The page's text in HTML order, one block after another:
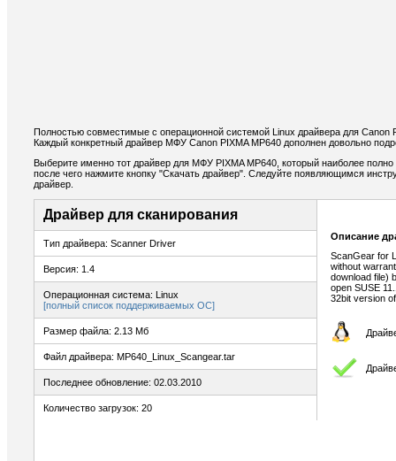
Полностью совместимые с операционной системой Linux драйвера для
Каждый конкретный драйвер МФУ Canon PIXMA MP640 дополнен довольно
Выберите именно тот драйвер для МФУ PIXMA MP640, который наиболее
после чего нажмите кнопку "Скачать драйвер". Следуйте появляющимся
драйвер.
Драйвер для сканирования
Тип драйвера: Scanner Driver
Версия: 1.4
Операционная система: Linux
[полный список поддерживаемых ОС]
Размер файла: 2.13 Мб
Файл драйвера: MP640_Linux_Scangear.tar
Последнее обновление: 02.03.2010
Количество загрузок: 20
Описание
ScanGear for
without
download file)
open SUSE
32bit version